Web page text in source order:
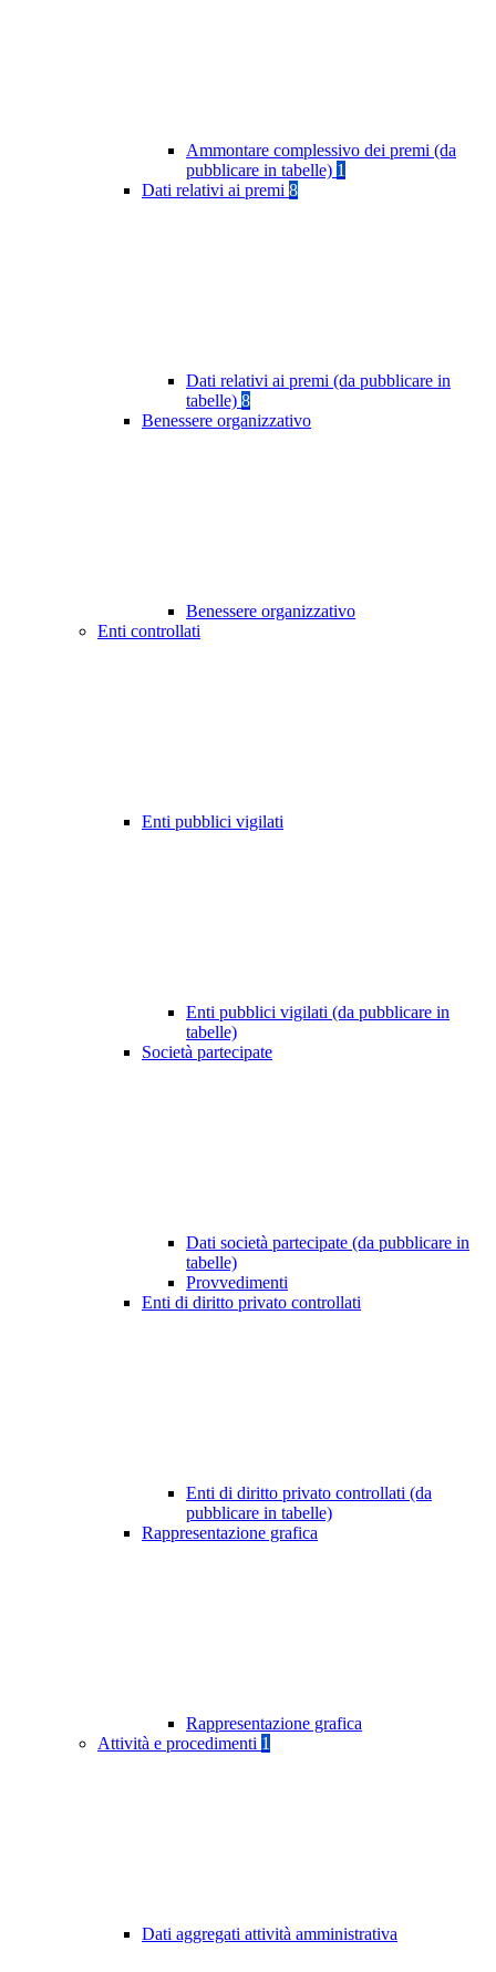
Ammontare complessivo dei premi (da
pubblicare in tabelle) 1
Dati relativi ai premi 8
Dati relativi ai premi (da pubblicare in
tabelle) 8
Benessere organizzativo
Benessere organizzativo
Enti controllati
Enti pubblici vigilati
Enti pubblici vigilati (da pubblicare in
tabelle)
Società partecipate
Dati società partecipate (da pubblicare in
tabelle)
Provvedimenti
Enti di diritto privato controllati
Enti di diritto privato controllati (da
pubblicare in tabelle)
Rappresentazione grafica
Rappresentazione grafica
Attività e procedimenti 1
Dati aggregati attività amministrativa